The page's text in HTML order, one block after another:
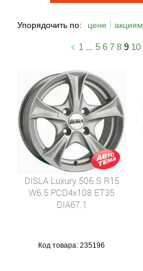
Упорядочить по: цене акциям
1 5 6 7 8 9 10
DISLA Luxury 506 S R15
W6.5 PCD4x108 ET35
DIA67.1
Код товара:235196